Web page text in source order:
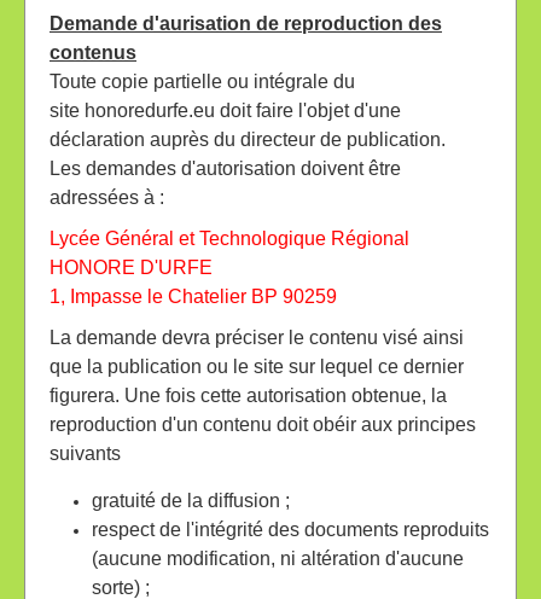
Demande d'aurisation de reproduction des
contenus
Toute copie partielle ou intégrale du
site honoredurfe.eu doit faire l'objet d'une
déclaration auprès du directeur de publication.
Les demandes d'autorisation doivent être
adressées à :
Lycée Général et Technologique Régional
HONORE D'URFE
1, Impasse le Chatelier BP 90259
La demande devra préciser le contenu visé ainsi
que la publication ou le site sur lequel ce dernier
figurera. Une fois cette autorisation obtenue, la
reproduction d'un contenu doit obéir aux principes
suivants
gratuité de la diffusion ;
respect de l'intégrité des documents reproduits
(aucune modification, ni altération d'aucune
sorte) ;